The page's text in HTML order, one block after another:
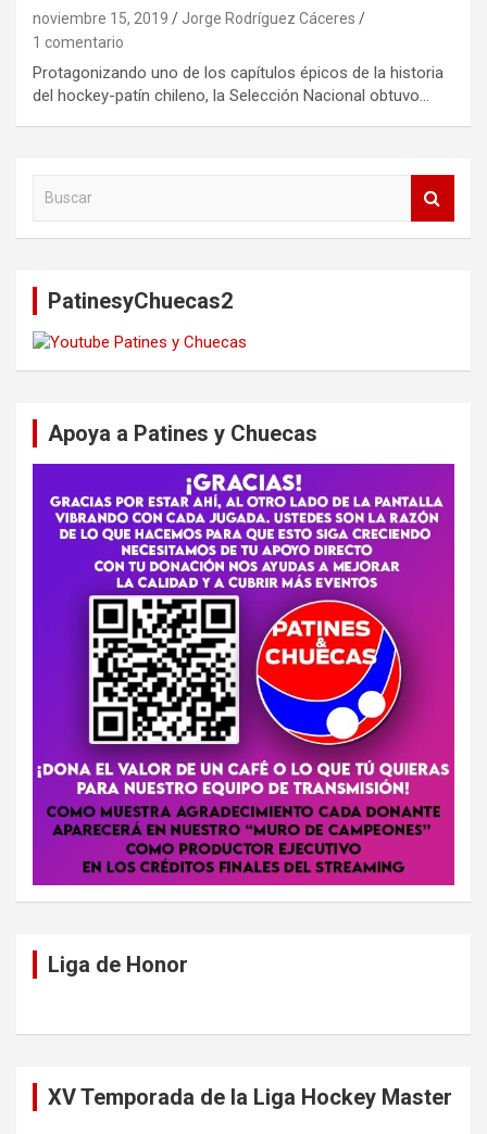
noviembre 15, 2019
Jorge Rodríguez Cáceres
1 comentario
Protagonizando uno de los capítulos épicos de la historia
del hockey-patín chileno, la Selección Nacional obtuvo…
PatinesyChuecas2
Apoya a Patines y Chuecas
Liga de Honor
XV Temporada de la Liga Hockey Master